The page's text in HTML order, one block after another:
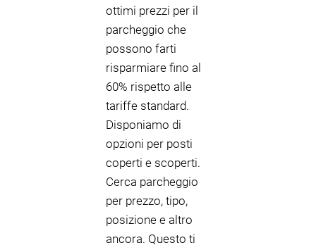
ottimi prezzi per il
parcheggio che
possono farti
risparmiare fino al
60% rispetto alle
tariffe standard.
Disponiamo di
opzioni per posti
coperti e scoperti.
Cerca parcheggio
per prezzo, tipo,
posizione e altro
ancora. Questo ti